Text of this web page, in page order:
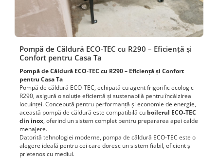
Pompă de Căldură ECO-TEC cu R290 – Eficiență și
Confort pentru Casa Ta
Pompă de Căldură ECO-TEC cu R290 – Eficiență și Confort
pentru Casa Ta
Pompă de căldură ECO-TEC, echipată cu agent frigorific ecologic
R290, asigură o soluție eficientă și sustenabilă pentru încălzirea
locuinței. Concepută pentru performanță și economie de energie,
această pompă de căldură este compatibilă cu boilerul ECO-TEC
din inox, oferind un sistem complet pentru prepararea apei calde
menajere.
Datorită tehnologiei moderne, pompa de căldură ECO-TEC este o
alegere ideală pentru cei care doresc un sistem fiabil, eficient și
prietenos cu mediul.